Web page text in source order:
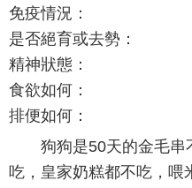
免疫情況：
是否絕育或去勢：
精神狀態：
食欲如何：
排便如何：
狗狗是50天的金毛串
吃，皇家奶糕都不吃，喂